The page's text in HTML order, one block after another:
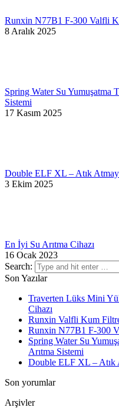
Runxin N77B1 F-300 Valfli
8 Aralık 2025
Spring Water Su Yumuşatma
Sistemi
17 Kasım 2025
Double ELF XL – Atık
3 Ekim 2025
En İyi Su Arıtma Cihazı
16 Ocak 2023
Search:
Son Yazılar
Traverten Lüks Mini
Cihazı
Runxin Valfli Kum
Runxin N77B1 F-300
Spring Water Su
Arıtma Sistemi
Double ELF XL – Atık
Son yorumlar
Arşivler